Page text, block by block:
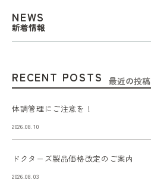
NEWS
新着情報
RECENT POSTS 最近の投稿
体調管理にご注意を！
2026.08.10
ドクターズ製品価格改定のご案内
2026.08.03